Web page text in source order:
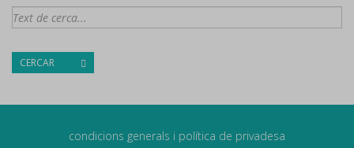
CERCAR
condicions generals i política de privadesa